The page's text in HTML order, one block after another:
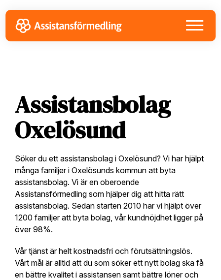
to
primary
navigation
to
main
content
to
footer
Assistansbolag
Oxelösund
Söker du ett assistansbolag i Oxelösund? Vi har hjälpt
många familjer i Oxelösunds kommun att byta
assistansbolag. Vi är en oberoende
Assistansförmedling som hjälper dig att hitta rätt
assistansbolag. Sedan starten 2010 har vi hjälpt över
1200 familjer att byta bolag, vår kundnöjdhet ligger på
över 98%.
Vår tjänst är helt kostnadsfri och förutsättningslös.
Vårt mål är alltid att du som söker ett nytt bolag ska få
en bättre kvalitet i assistansen samt bättre löner och